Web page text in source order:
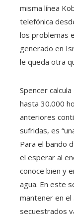
misma línea
telefónica
los problemas
generado en
le queda otra
Spencer
hasta 30.000
anteriores
sufridas, es
Para el bando
el esperar al
conoce bien y
agua. En este
mantener en
secuestrados